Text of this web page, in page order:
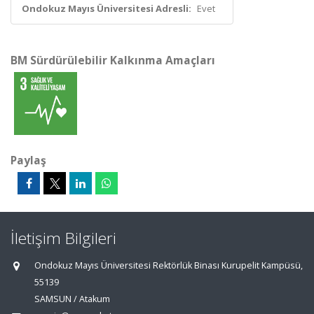
Ondokuz Mayıs Üniversitesi Adresli: Evet
BM Sürdürülebilir Kalkınma Amaçları
Paylaş
İletişim Bilgileri
Ondokuz Mayıs Üniversitesi Rektörlük Binası Kurupelit Kampüsü,
55139
SAMSUN / Atakum